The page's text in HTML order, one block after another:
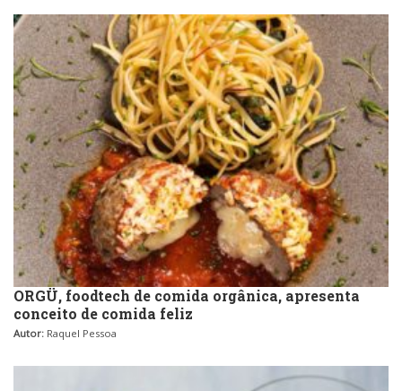
Self-service
Sobremesas e sorvetes
ORGÜ, foodtech de comida orgânica, apresenta
conceito de comida feliz
Autor: Raquel Pessoa